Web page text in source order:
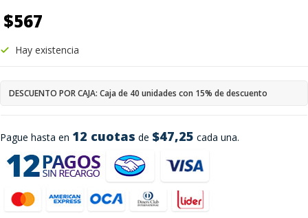
$567
Pague hasta en 12 cuotas de $47,25 cada una.
Hay existencia
DESCUENTO POR CAJA: Caja de 40 unidades con 15% de descuento